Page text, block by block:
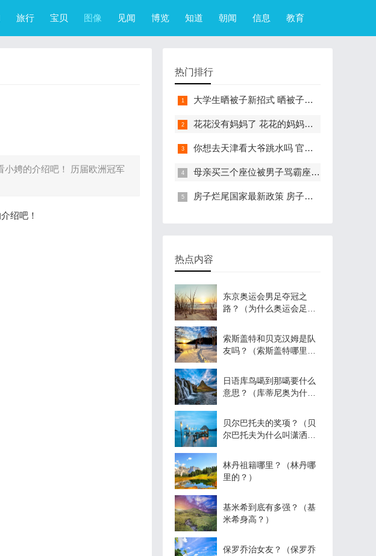
旅行 宝贝 图像 见闻 博览 知道 朝闻 信息 教育
娉的介绍吧！ 历届欧洲冠军
绍吧！
热门排行
大学生晒被子新招式 晒被子新花样实在太机智
花花没有妈妈了 花花的妈妈是哪只大熊猫
你想去天津看大爷跳水吗 官方回应天津大爷跳水成打卡点
母亲买三个座位被男子骂霸座 女子买3个座位被无座大爷骂哭怎么回事
房子烂尾国家最新政策 房子烂尾了该找哪个部门解决?
热点内容
东京奥运会男足夺冠之
路？（为什么奥运会足球
索斯盖特和贝克汉姆是队
友吗？（索斯盖特哪里
日语库鸟噶到那噶要什么
意思？（库蒂尼奥为什么
贝尔巴托夫的奖项？（贝
尔巴托夫为什么叫潇洒
林丹祖籍哪里？（林丹哪
里的？）
基米希到底有多强？（基
米希身高？）
保罗乔治女友？（保罗乔